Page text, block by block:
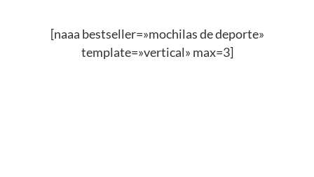
[naaa bestseller=»mochilas de deporte»
template=»vertical» max=3]